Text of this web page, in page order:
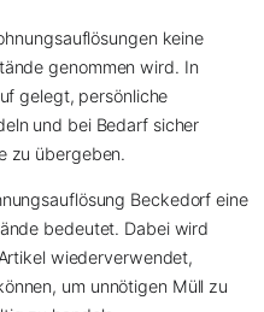
keine
genommen wird. In
gelegt, persönliche
und bei Bedarf sicher
zu übergeben.
Beckedorf eine
bedeutet. Dabei wird
wiederverwendet,
um unnötigen Müll zu